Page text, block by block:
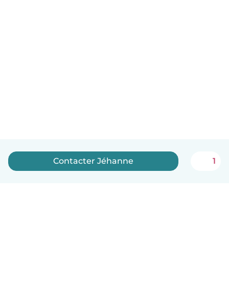
Contacter Jéhanne 1